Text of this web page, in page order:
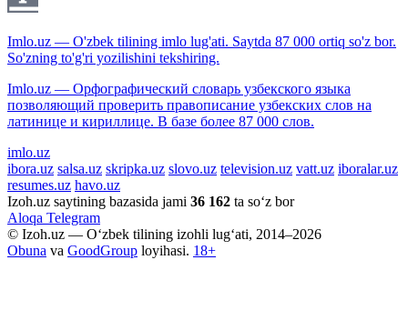
Imlo.uz — O'zbek tilining imlo lug'ati. Saytda 87 000 ortiq so'z bor.
So'zning to'g'ri yozilishini tekshiring.
Imlo.uz — Орфографический словарь узбекского языка
позволяющий проверить правописание узбекских слов на
латинице и кириллице. В базе более 87 000 слов.
imlo.uz
ibora.uz salsa.uz skripka.uz slovo.uz television.uz vatt.uz iboralar.uz
resumes.uz havo.uz
Izoh.uz saytining bazasida jami 36 162 ta so‘z bor
Aloqa Telegram
© Izoh.uz — O‘zbek tilining izohli lug‘ati, 2014–2026
Obuna va GoodGroup loyihasi. 18+